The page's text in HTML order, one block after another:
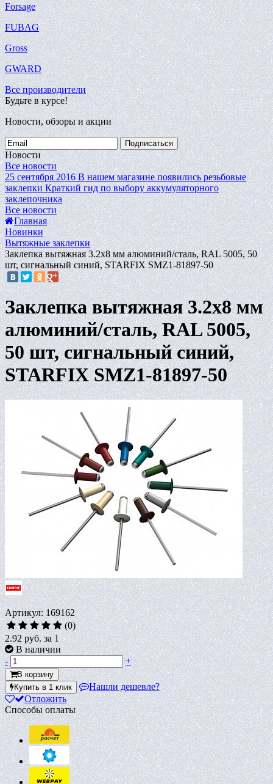
Forsage
FUBAG
Gross
GWARD
Все производители
Будьте в курсе!
Новости, обзоры и акции
Подписаться
Новости
Все новости
25 сентября 2016 В нашем магазине появились резьбовые
заклепки Краткий гид по выбору аккумуляторного
заклепочника
Все новости
Главная
Новинки
Вытяжные заклепки
Заклепка вытяжная 3.2х8 мм алюминий/сталь, RAL 5005, 50
шт, сигнальный синий, STARFIX SMZ1-81897-50
Заклепка вытяжная 3.2х8 мм
алюминий/сталь, RAL 5005,
50 шт, сигнальный синий,
STARFIX SMZ1-81897-50
Артикул: 169162
(0)
2.92 руб.за 1
В наличии
-
+
В корзину
Купить в 1 клик
Нашли дешевле?
Отложить
Способы оплаты